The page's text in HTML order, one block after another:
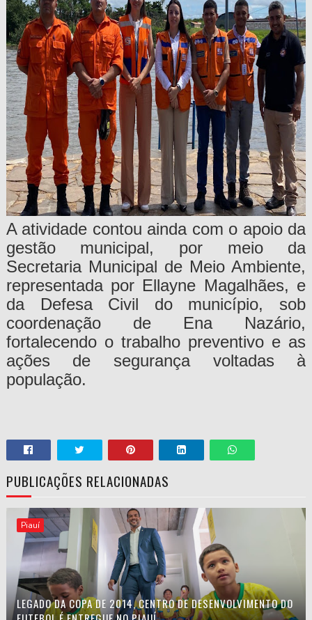
A atividade contou ainda com o apoio da
gestão municipal, por meio da
Secretaria Municipal de Meio Ambiente,
representada por Ellayne Magalhães, e
da Defesa Civil do município, sob
coordenação de Ena Nazário,
fortalecendo o trabalho preventivo e as
ações de segurança voltadas à
população.
PUBLICAÇÕES RELACIONADAS
Piauí
LEGADO DA COPA DE 2014, CENTRO DE DESENVOLVIMENTO DO